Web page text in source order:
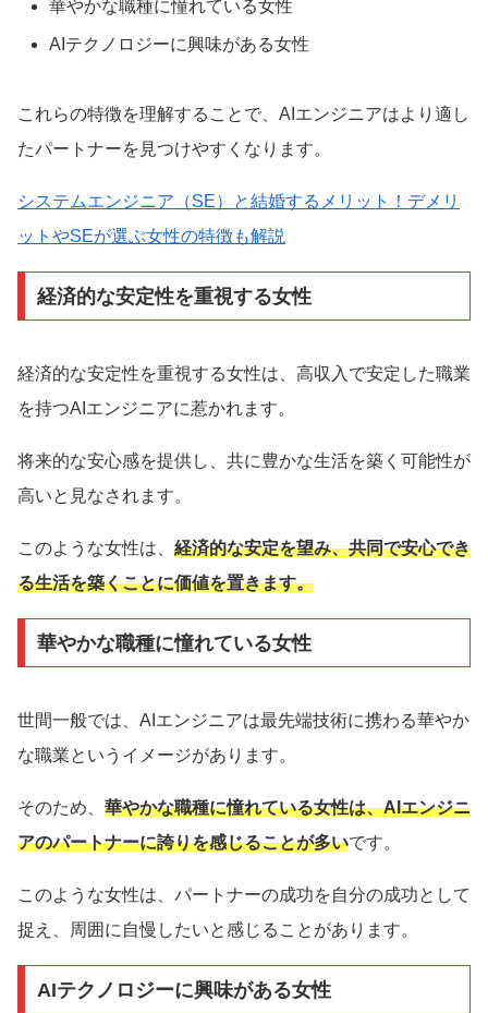
華やかな職種に憧れている女性
AIテクノロジーに興味がある女性
これらの特徴を理解することで、AIエンジニアはより適し
たパートナーを見つけやすくなります。
システムエンジニア（SE）と結婚するメリット！デメリ
ットやSEが選ぶ女性の特徴も解説
経済的な安定性を重視する女性
経済的な安定性を重視する女性は、高収入で安定した職業
を持つAIエンジニアに惹かれます。
将来的な安心感を提供し、共に豊かな生活を築く可能性が
高いと見なされます。
このような女性は、 経済的な安定を望み、共同で安心でき
る生活を築くことに価値を置きます。
華やかな職種に憧れている女性
世間一般では、AIエンジニアは最先端技術に携わる華やか
な職業というイメージがあります。
そのため、 華やかな職種に憧れている女性は、AIエンジニ
アのパートナーに誇りを感じることが多いです。
このような女性は、パートナーの成功を自分の成功として
捉え、周囲に自慢したいと感じることがあります。
AIテクノロジーに興味がある女性